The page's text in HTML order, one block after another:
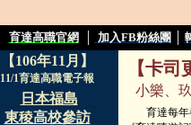
育達高職官網 加入FB粉絲團
【106年11月】
11/1育達高職電子報
日本福島
東稜高校參訪
【卡
小樂、
育達每年都